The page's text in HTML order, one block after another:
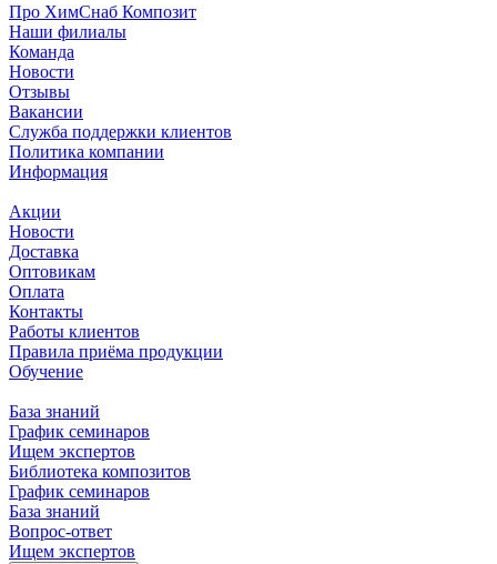
Про ХимСнаб Композит
Наши филиалы
Команда
Новости
Отзывы
Вакансии
Служба поддержки клиентов
Политика компании
Информация
Акции
Новости
Доставка
Оптовикам
Оплата
Контакты
Работы клиентов
Правила приёма продукции
Обучение
База знаний
График семинаров
Ищем экспертов
Библиотека композитов
График семинаров
База знаний
Вопрос-ответ
Ищем экспертов